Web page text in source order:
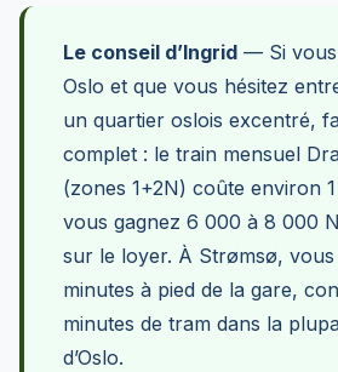
Le conseil d’Ingrid — Si
Oslo et que vous hésitez
un quartier oslois excentré,
complet : le train mensuel
(zones 1+2N) coûte environ
vous gagnez 6 000 à 8 000
sur le loyer. À Strømsø, vous
minutes à pied de la gare,
minutes de tram dans la
d’Oslo.